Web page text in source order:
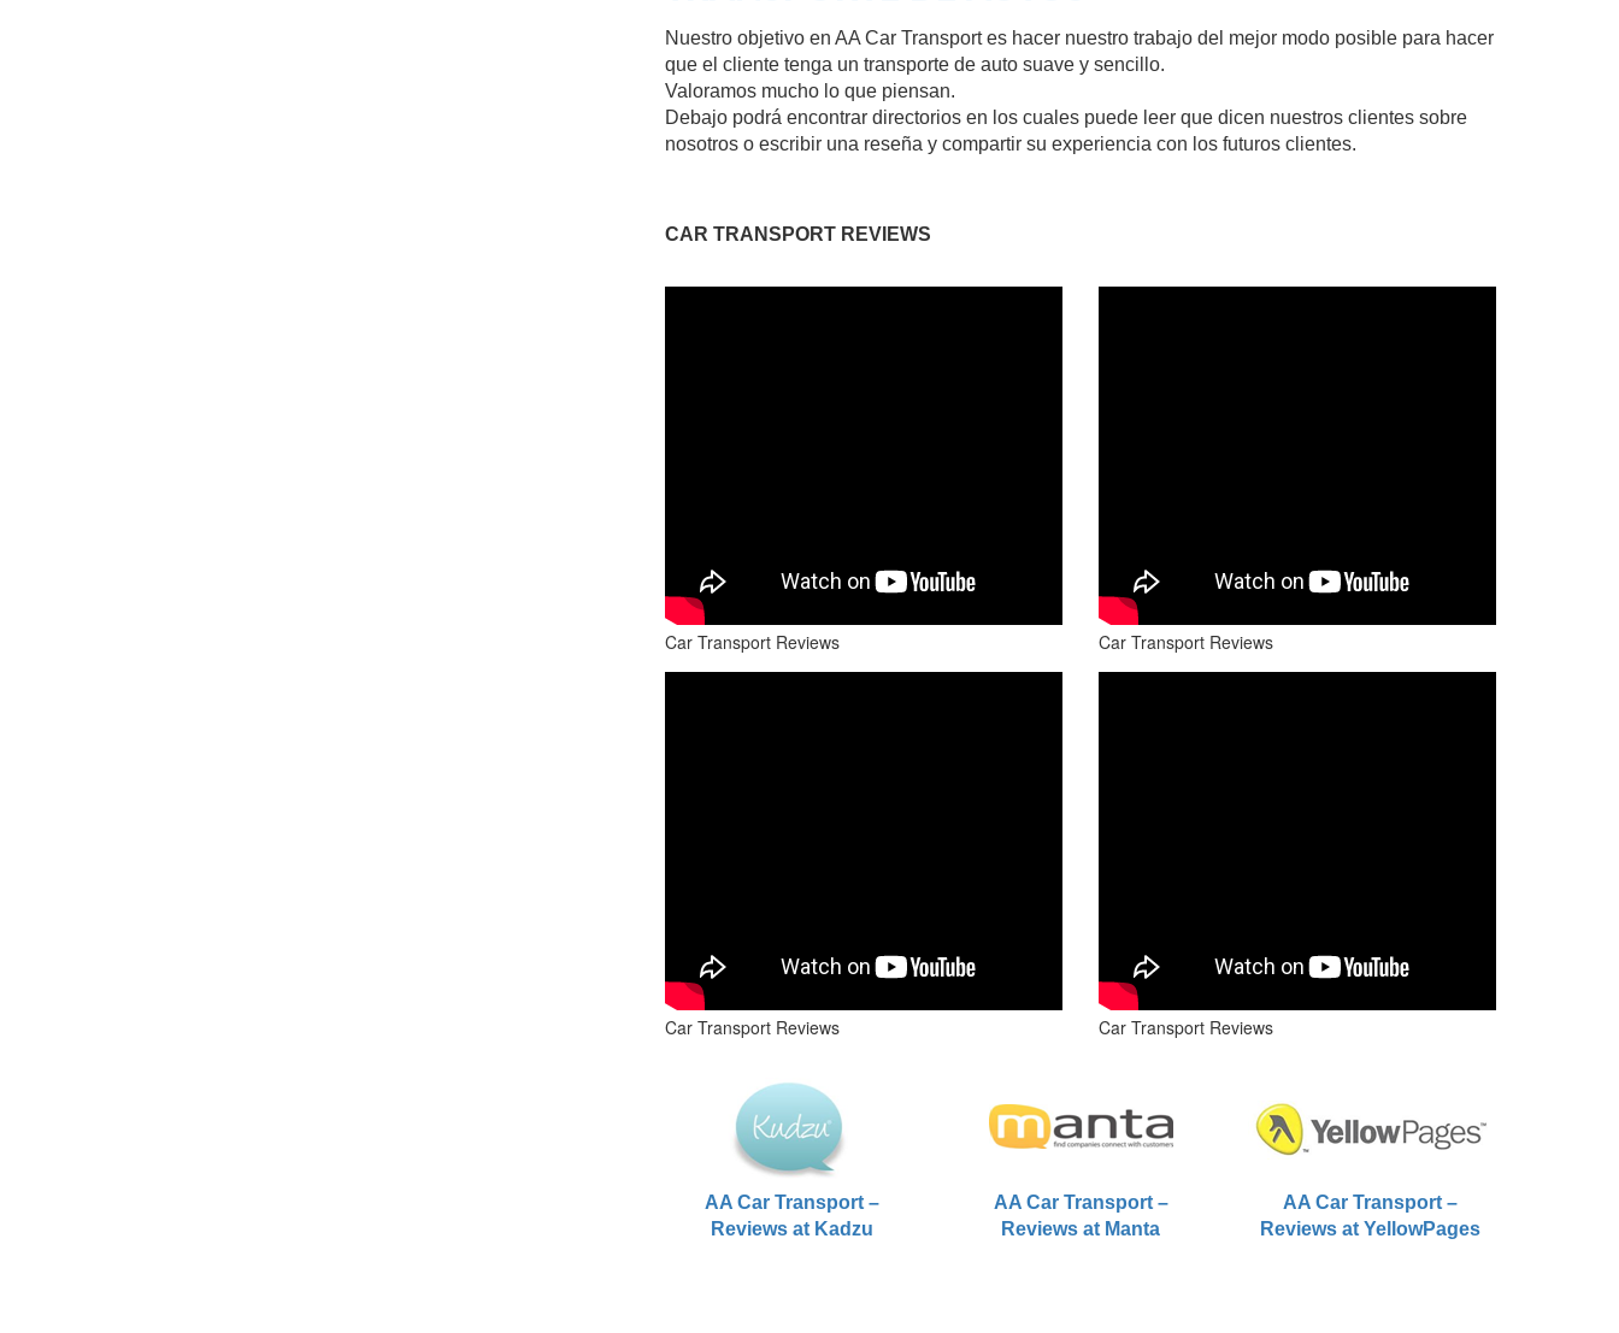
Nuestro objetivo en AA Car Transport es hacer nuestro trabajo del mejor modo posible para hacer
que el cliente tenga un transporte de auto suave y sencillo.
Valoramos mucho lo que piensan.
Debajo podrá encontrar directorios en los cuales puede leer que dicen nuestros clientes sobre
nosotros o escribir una reseña y compartir su experiencia con los futuros clientes.
CAR TRANSPORT REVIEWS
Car Transport Reviews Car Transport Reviews
Car Transport Reviews Car Transport Reviews
AA Car Transport –
Reviews at Kadzu
AA Car Transport –
Reviews at Manta
AA Car Transport –
Reviews at YellowPages